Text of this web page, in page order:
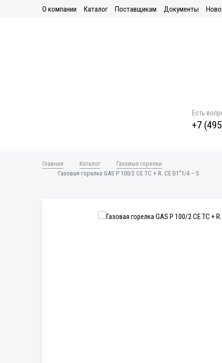
О компании Каталог Поставщикам Документы
Есть
+7
Главная Каталог
Газовые горелки
Газовая горелка GAS P 100/2 CE TC + R. CE D1"1/4 – S